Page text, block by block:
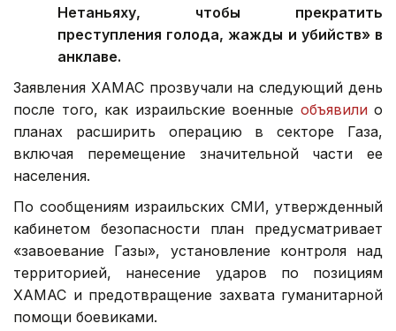
Нетаньяху, чтобы прекратить
преступления голода, жажды и убийств» в
анклаве.
Заявления ХАМАС прозвучали на следующий день
после того, как израильские военные объявилио
планах расширить операцию в секторе Газа,
включая перемещение значительной части ее
населения.
По сообщениям израильских СМИ, утвержденный
кабинетом безопасности план предусматривает
«завоевание Газы», установление контроля над
территорией, нанесение ударов по позициям
ХАМАС и предотвращение захвата гуманитарной
помощи боевиками.